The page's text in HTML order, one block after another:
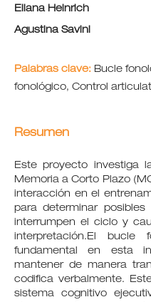
Eliana Heinrich
Agustina Savini
Palabras clave: Bucle
fonológico, Control
Resumen
Este proyecto investiga
Memoria a Corto Plazo
interacción en el
para determinar
interrumpen el ciclo y
interpretación.El bucle
fundamental en esta
mantener de manera
codifica verbalmente.
sistema cognitivo